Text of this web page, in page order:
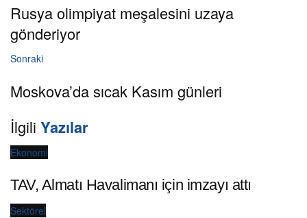
Rusya olimpiyat meşalesini uzaya
gönderiyor
Sonraki
Moskova’da sıcak Kasım günleri
İlgili Yazılar
Ekonomi
TAV, Almatı Havalimanı için imzayı attı
Sektörel